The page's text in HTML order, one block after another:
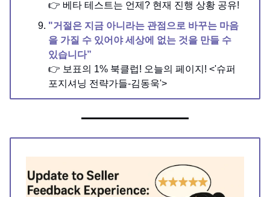
👉 베타 테스트는 언제? 현재 진행 상황 공유!
"거절은 지금 아니라는 관점으로 바꾸는 마음
을 가질 수 있어야 세상에 없는 것을 만들 수
있습니다”
👉 보표의 1% 북클럽! 오늘의 페이지! <'슈퍼
포지셔닝 전략가들-김동욱'>